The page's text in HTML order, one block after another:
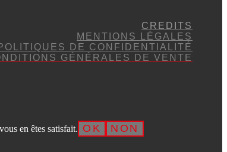
CREDITS
MENTIONS LÉGALES
DE CONFIDENTIALITÉ
GÉNÉRALES DE VENTE
en êtes satisfait. OK
NON